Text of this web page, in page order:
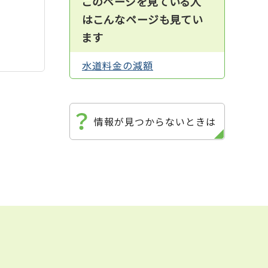
はこんなページも見てい
ます
水道料金の減額
情報が見つからないときは